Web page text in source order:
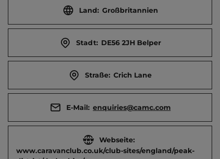
Land: Großbritannien
Stadt: DE56 2JH Belper
Straße: Crich Lane
E-Mail: enquiries@camc.com
Webseite:
www.caravanclub.co.uk/club-sites/england/peak-